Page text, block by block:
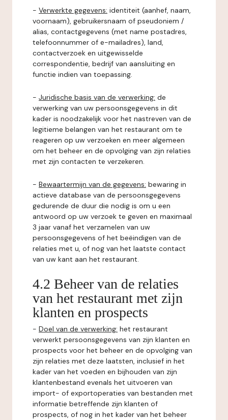
- Verwerkte gegevens: identiteit (aanhef, naam,
voornaam), gebruikersnaam of pseudoniem /
alias, contactgegevens (met name postadres,
telefoonnummer of e-mailadres), land,
contactverzoek en uitgewisselde
correspondentie, bedrijf van aansluiting en
functie indien van toepassing.
- Juridische basis van de verwerking: de
verwerking van uw persoonsgegevens in dit
kader is noodzakelijk voor het nastreven van de
legitieme belangen van het restaurant om te
reageren op uw verzoeken en meer algemeen
om het beheer en de opvolging van zijn relaties
met zijn contacten te verzekeren.
- Bewaartermijn van de gegevens: bewaring in
actieve database van de persoonsgegevens
gedurende de duur die nodig is om u een
antwoord op uw verzoek te geven en maximaal
3 jaar vanaf het verzamelen van uw
persoonsgegevens of het beëindigen van de
relaties met u, of nog van het laatste contact
van uw kant aan het restaurant.
4.2 Beheer van de relaties
van het restaurant met zijn
klanten en prospects
- Doel van de verwerking: het restaurant
verwerkt persoonsgegevens van zijn klanten en
prospects voor het beheer en de opvolging van
zijn relaties met deze laatsten, inclusief in het
kader van het voeden en bijhouden van zijn
klantenbestand evenals het uitvoeren van
import- of exportoperaties van bestanden met
informatie betreffende zijn klanten of
prospects, of nog in het kader van het beheer